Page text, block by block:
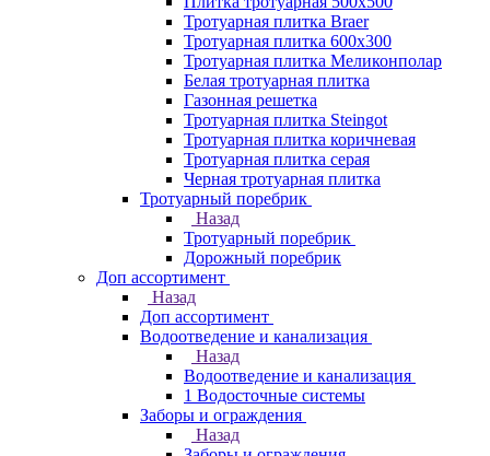
Тротуарная плитка Braer
Тротуарная плитка 600х300
Тротуарная плитка Меликонполар
Белая тротуарная плитка
Газонная решетка
Тротуарная плитка Steingot
Тротуарная плитка коричневая
Тротуарная плитка серая
Черная тротуарная плитка
Тротуарный поребрик
Назад
Тротуарный поребрик
Дорожный поребрик
Доп ассортимент
Назад
Доп ассортимент
Водоотведение и канализация
Назад
Водоотведение и канализация
1 Водосточные системы
Заборы и ограждения
Назад